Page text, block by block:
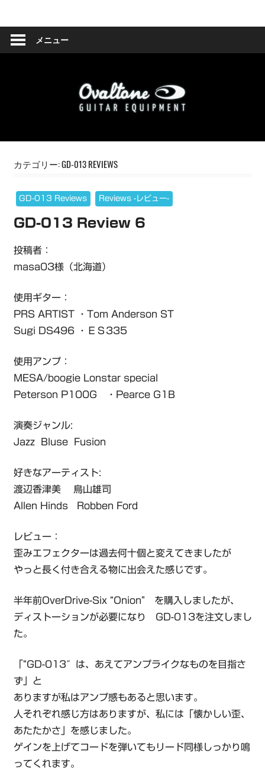
ン
Ovaltone
-
handmade
effect
メニュー
カテゴリー:GD-013 REVIEWS
GD-013 Reviews Reviews -レビュー-
GD-013 Review 6
投稿者：
masa03様（北海道）
使用ギター：
PRS ARTIST ・Tom Anderson ST
Sugi DS496 ・ＥＳ335
使用アンプ：
MESA/boogie Lonstar special
Peterson P100G ・Pearce G1B
演奏ジャンル:
Jazz Bluse Fusion
好きなアーティスト:
渡辺香津美 鳥山雄司
Allen Hinds Robben Ford
レビュー：
歪みエフェクターは過去何十個と変えてきましたが
やっと長く付き合える物に出会えた感じです。
半年前OverDrive-Six “Onion” を購入しましたが、
ディストーションが必要になり GD-013を注文しまし
た。
「“GD-013″は、あえてアンプライクなものを目指さ
ず」と
ありますが私はアンプ感もあると思います。
人それぞれ感じ方はありますが、私には「懐かしい歪、
あたたかさ」を感じました。
ゲインを上げてコードを弾いてもリード同様しっかり鳴
ってくれます。